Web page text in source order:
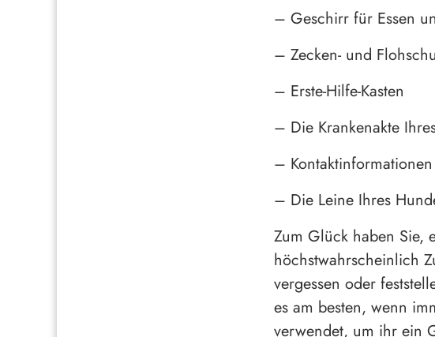
– Geschirr für Essen
– Zecken- und
– Erste-Hilfe-Kasten
– Die Krankenakte
–
– Die Leine Ihres
Zum Glück haben Sie,
höchstwahrscheinlich
vergessen oder
es am besten, wenn
verwendet, um ihr ein